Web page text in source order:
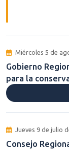
Miércoles 5 de
Gobierno
para la
Jueves 9 de julio
Consejo